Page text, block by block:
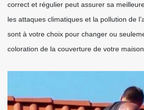
correct et régulier peut assurer sa
les attaques climatiques et la pollution de
sont à votre choix pour changer ou
coloration de la couverture de votre maison.